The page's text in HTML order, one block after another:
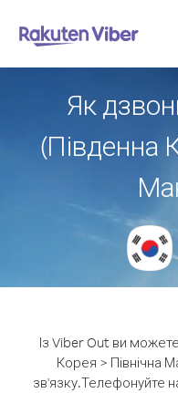
Як
(Південна
Із Viber Out ви
Корея > Північна
зв'язку.Телефонуйте